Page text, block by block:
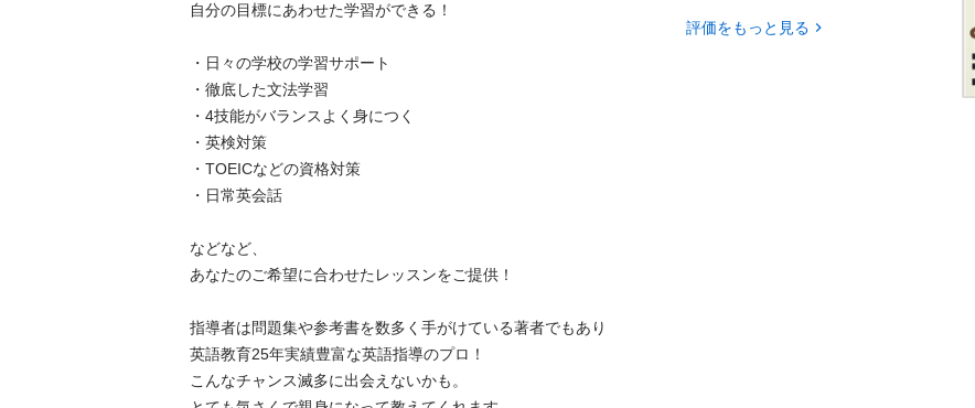
自分の目標にあわせた学習ができる！
・日々の学校の学習サポート
・徹底した文法学習
・4技能がバランスよく身につく
・英検対策
・TOEICなどの資格対策
・日常英会話
などなど、
あなたのご希望に合わせたレッスンをご提供！
指導者は問題集や参考書を数多く手がけている著者でもあり
英語教育25年実績豊富な英語指導のプロ！
こんなチャンス滅多に出会えないかも。
評価をもっと見る